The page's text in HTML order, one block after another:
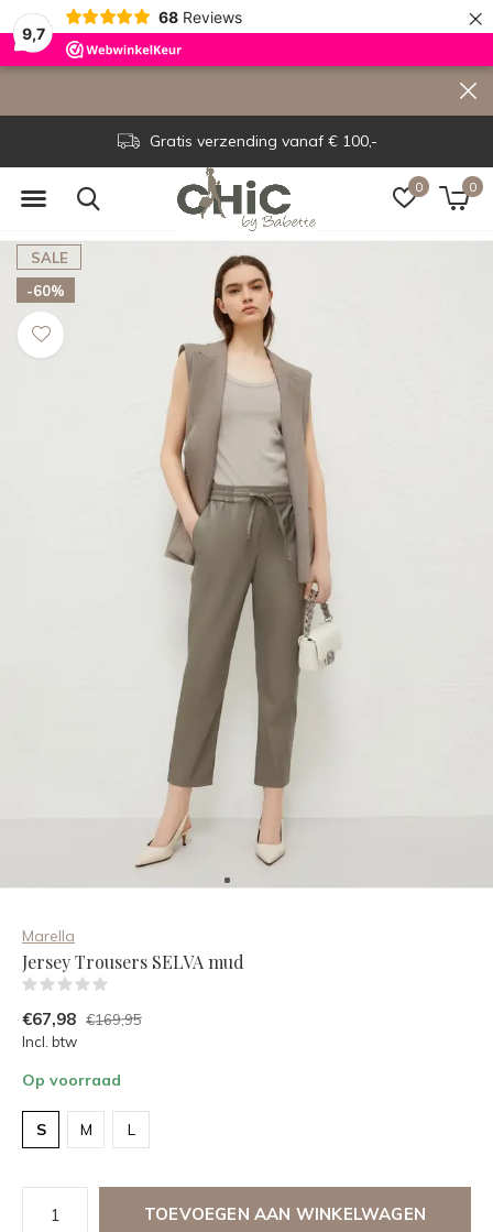
9,7
68 Reviews ×
0 0
Gratis verzending vanaf € 100,-
SALE
-60%
Marella
Jersey Trousers SELVA mud
€67,98 €169,95
Incl. btw
Op voorraad
S M L
TOEVOEGEN AAN WINKELWAGEN